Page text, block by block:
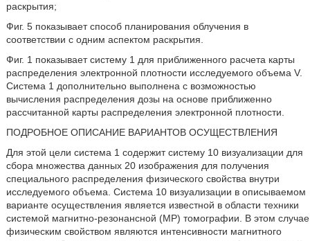
раскрытия;
Фиг. 5 показывает способ планирования облучения в
соответствии с одним аспектом раскрытия.
Фиг. 1 показывает систему 1 для приближенного расчета карты
распределения электронной плотности исследуемого объема V.
Система 1 дополнительно выполнена с возможностью
вычисления распределения дозы на основе приближенно
рассчитанной карты распределения электронной плотности.
ПОДРОБНОЕ ОПИСАНИЕ ВАРИАНТОВ ОСУЩЕСТВЛЕНИЯ
Для этой цели система 1 содержит систему 10 визуализации для
сбора множества данных 20 изображения для получения
специального распределения физического свойства внутри
исследуемого объема. Система 10 визуализации в описываемом
варианте осуществления является известной в области техники
системой магнитно-резонансной (МР) томографии. В этом случае
физическим свойством являются интенсивности магнитного